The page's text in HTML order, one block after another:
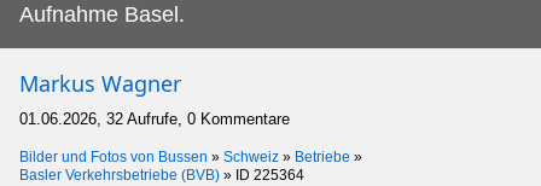
Aufnahme Basel.
Markus Wagner
01.06.2026, 32 Aufrufe, 0 Kommentare
Bilder und Fotos von Bussen » Schweiz » Betriebe »
Basler Verkehrsbetriebe (BVB) » ID 225364